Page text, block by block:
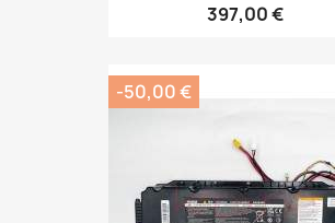
397,00 €
-50,00 €